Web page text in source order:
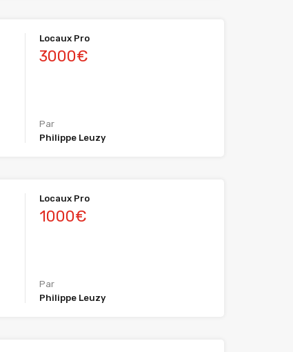
Locaux Pro
3000€
Par
Philippe Leuzy
Locaux Pro
1000€
Par
Philippe Leuzy